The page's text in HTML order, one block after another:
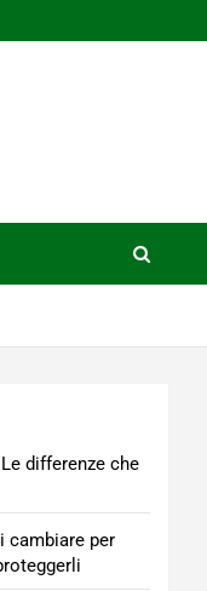
differenze che
cambiare per